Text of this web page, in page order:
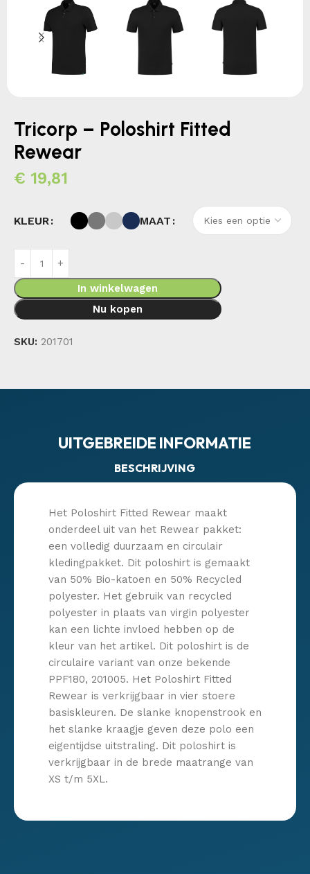
Tricorp – Poloshirt Fitted
Rewear
€ 19,81
KLEUR MAAT
In winkelwagen
Nu kopen
SKU: 201701
UITGEBREIDE INFORMATIE
BESCHRIJVING
Het Poloshirt Fitted Rewear maakt
onderdeel uit van het Rewear pakket:
een volledig duurzaam en circulair
kledingpakket. Dit poloshirt is gemaakt
van 50% Bio-katoen en 50% Recycled
polyester. Het gebruik van recycled
polyester in plaats van virgin polyester
kan een lichte invloed hebben op de
kleur van het artikel. Dit poloshirt is de
circulaire variant van onze bekende
PPF180, 201005. Het Poloshirt Fitted
Rewear is verkrijgbaar in vier stoere
basiskleuren. De slanke knopenstrook en
het slanke kraagje geven deze polo een
eigentijdse uitstraling. Dit poloshirt is
verkrijgbaar in de brede maatrange van
XS t/m 5XL.